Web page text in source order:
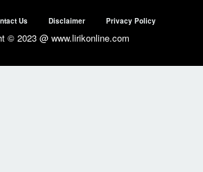
Us Disclaimer Privacy Policy
© 2023 @ www.lirikonline.com